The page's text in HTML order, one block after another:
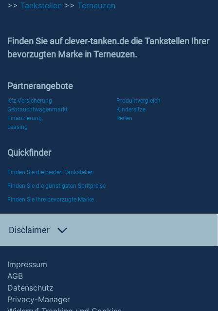
>> Tankstellen >> Terneuzen
Finden Sie auf clever-tanken.de die Tankstellen Ihrer
bevorzugten Marke in Terneuzen.
Partnerangebote
Kfz-Versicherung
Produktvergleich
Gebrauchtwagenmarkt
Kindersitze
Finanzierung
Reifen
Leasing
Quickfinder
Finden Sie die besten Tankstellen
Finden Sie die günstigsten Spritpreise
Finden Sie Ihre bevorzugte Marke
Disclaimer
Impressum
AGB
Datenschutz
Privacy-Manager